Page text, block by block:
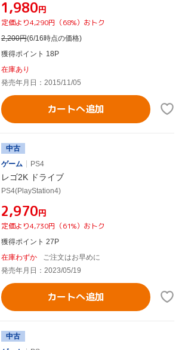
¥1,980円
定価より4,290円（68%）おトク
2,200円(6/16時点の価格)
獲得ポイント 18P
在庫あり
発売年月日：2015/11/05
カートへ追加
中古
ゲーム
PS4
レゴ2K ドライブ
PS4(PlayStation4)
¥2,970円
定価より4,730円（61%）おトク
獲得ポイント 27P
在庫わずか
ご注文はお早めに
発売年月日：2023/05/19
カートへ追加
中古